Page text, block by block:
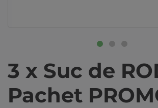
3 x Suc de
Pachet